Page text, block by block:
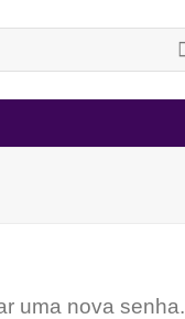
uma nova senha.